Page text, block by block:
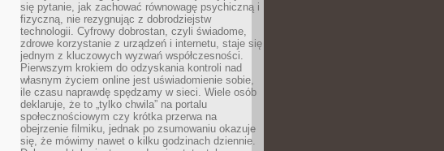
się pytanie, jak zachować równowagę psychiczną i
fizyczną, nie rezygnując z dobrodziejstw
technologii. Cyfrowy dobrostan, czyli świadome,
zdrowe korzystanie z urządzeń i internetu, staje się
jednym z kluczowych wyzwań współczesności.
Pierwszym krokiem do odzyskania kontroli nad
własnym życiem online jest uświadomienie sobie,
ile czasu naprawdę spędzamy w sieci. Wiele osób
deklaruje, że to „tylko chwila” na portalu
społecznościowym czy krótka przerwa na
obejrzenie filmiku, jednak po zsumowaniu okazuje
się, że mówimy nawet o kilku godzinach dziennie.